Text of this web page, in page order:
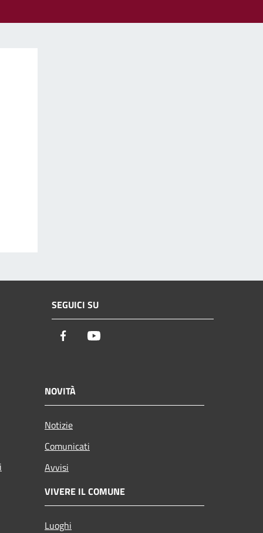
SEGUICI SU
Facebook
NOVITÀ
Notizie
Comunicati
Avvisi
VIVERE IL COMUNE
Luoghi